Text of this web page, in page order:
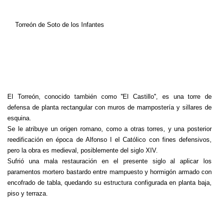
Torreón de Soto de los Infantes
El Torreón, conocido también como ''El Castillo'', es una torre de
defensa de planta rectangular con muros de mampostería y sillares de
esquina.
Se le atribuye un origen romano, como a otras torres, y una posterior
reedificación en época de Alfonso I el Católico con fines defensivos,
pero la obra es medieval, posiblemente del siglo XIV.
Sufrió una mala restauración en el presente siglo al aplicar los
paramentos mortero bastardo entre mampuesto y hormigón armado con
encofrado de tabla, quedando su estructura configurada en planta baja,
piso y terraza.